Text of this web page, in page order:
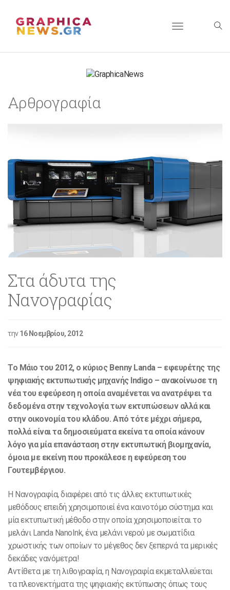
Toggle
Αρθρογραφία
Στα άδυτα της
Νανογραφίας
την16 Νοεμβρίου, 2012
Το Μάιο του 2012, ο κύριος Benny Landa – εφευρέτης της
ψηφιακής εκτυπωτικής μηχανής Indigo – ανακοίνωσε τη
νέα του εφεύρεση η οποία αναμένεται να ανατρέψει τα
δεδομένα στην τεχνολογία των εκτυπώσεων αλλά και
στην οικονομία του κλάδου. Από τότε μέχρι σήμερα,
πολλά είναι τα δημοσιεύματα εκείνα τα οποία κάνουν
λόγο για μία επανάσταση στην εκτυπωτική βιομηχανία,
όμοια με εκείνη που προκάλεσε η εφεύρεση του
Γουτεμβέργιου.
Η Νανογραφία, διαφέρει από τις άλλες εκτυπωτικές
μεθόδους επειδή χρησιμοποιεί ένα καινοτόμο σύστημα και
μία εκτυπωτική μέθοδο στην οποία χρησιμοποιείται το
μελάνι Landa NanoInk, ένα μελάνι νερού με σωματίδια
χρωστικής των οποίων το μέγεθος δεν ξεπερνά τα μερικές
δεκάδες νανόμετρα!
Αντίθετα με τη λιθογραφία, η Νανογραφία εκμεταλλεύεται
τα πλεονεκτήματα της ψηφιακής εκτύπωσης όπως τους